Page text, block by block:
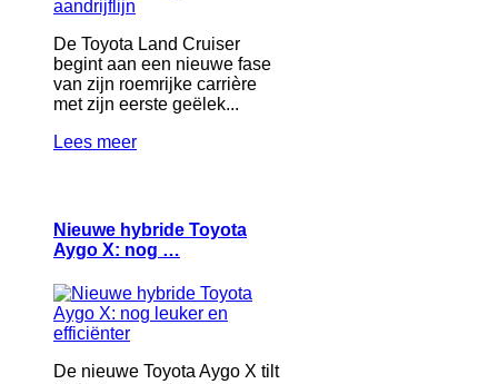
De Toyota Land Cruiser
begint aan een nieuwe fase
van zijn roemrijke carrière
met zijn eerste geëlek...
Lees meer
Nieuwe hybride Toyota
Aygo X: nog …
De nieuwe Toyota Aygo X tilt